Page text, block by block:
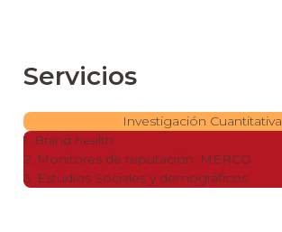
Servicios
Investigación Cuantitativa
1. Brand health
2. Monitores de reputación: MERCO
3. Estudios Sociales y demográficos